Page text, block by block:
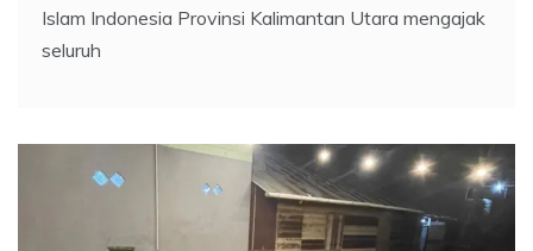
Islam Indonesia Provinsi Kalimantan Utara mengajak
seluruh